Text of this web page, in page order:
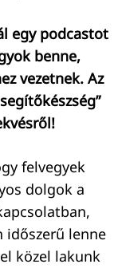
egy podcastot
benne,
vezetnek. Az
felvegyek
dolgok a
időszerű lenne
közel lakunk